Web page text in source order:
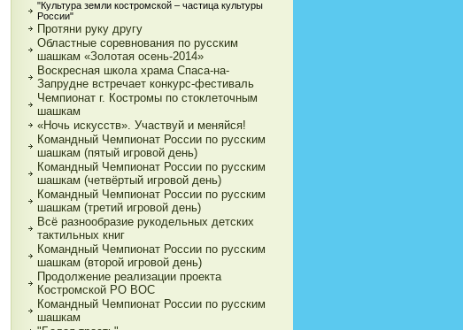
"Культура земли костромской – частица культуры
России"
Протяни руку другу
Областные соревнования по русским
шашкам «Золотая осень-2014»
Воскресная школа храма Спаса-на-
Запрудне встречает конкурс-фестиваль
Чемпионат г. Костромы по стоклеточным
шашкам
«Ночь искусств». Участвуй и меняйся!
Командный Чемпионат России по русским
шашкам (пятый игровой день)
Командный Чемпионат России по русским
шашкам (четвёртый игровой день)
Командный Чемпионат России по русским
шашкам (третий игровой день)
Всё разнообразие рукодельных детских
тактильных книг
Командный Чемпионат России по русским
шашкам (второй игровой день)
Продолжение реализации проекта
Костромской РО ВОС
Командный Чемпионат России по русским
шашкам